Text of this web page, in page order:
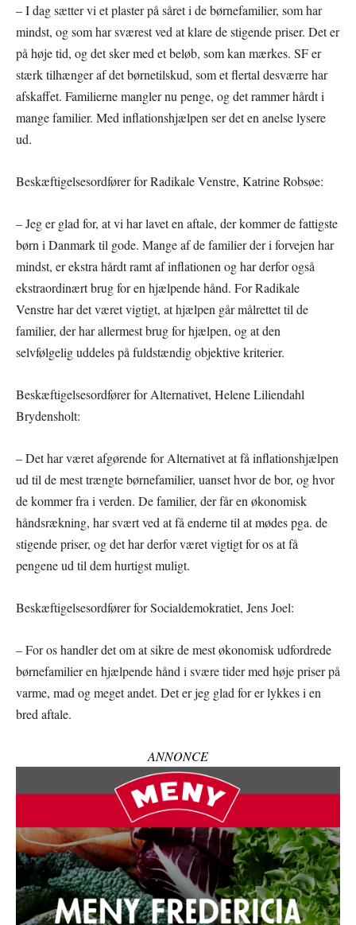
– I dag sætter vi et plaster på såret i de børnefamilier, som har
mindst, og som har sværest ved at klare de stigende priser. Det er
på høje tid, og det sker med et beløb, som kan mærkes. SF er
stærk tilhænger af det børnetilskud, som et flertal desværre har
afskaffet. Familierne mangler nu penge, og det rammer hårdt i
mange familier. Med inflationshjælpen ser det en anelse lysere
ud.
Beskæftigelsesordfører for Radikale Venstre, Katrine Robsøe:
– Jeg er glad for, at vi har lavet en aftale, der kommer de fattigste
børn i Danmark til gode. Mange af de familier der i forvejen har
mindst, er ekstra hårdt ramt af inflationen og har derfor også
ekstraordinært brug for en hjælpende hånd. For Radikale
Venstre har det været vigtigt, at hjælpen går målrettet til de
familier, der har allermest brug for hjælpen, og at den
selvfølgelig uddeles på fuldstændig objektive kriterier.
Beskæftigelsesordfører for Alternativet, Helene Liliendahl
Brydensholt:
– Det har været afgørende for Alternativet at få inflationshjælpen
ud til de mest trængte børnefamilier, uanset hvor de bor, og hvor
de kommer fra i verden. De familier, der får en økonomisk
håndsrækning, har svært ved at få enderne til at mødes pga. de
stigende priser, og det har derfor været vigtigt for os at få
pengene ud til dem hurtigst muligt.
Beskæftigelsesordfører for Socialdemokratiet, Jens Joel:
– For os handler det om at sikre de mest økonomisk udfordrede
børnefamilier en hjælpende hånd i svære tider med høje priser på
varme, mad og meget andet. Det er jeg glad for er lykkes i en
bred aftale.
ANNONCE